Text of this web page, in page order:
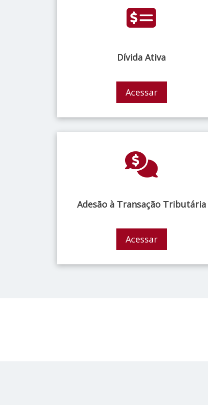
Dívida Ativa
Acessar
Adesão à Transação Tributária
Acessar